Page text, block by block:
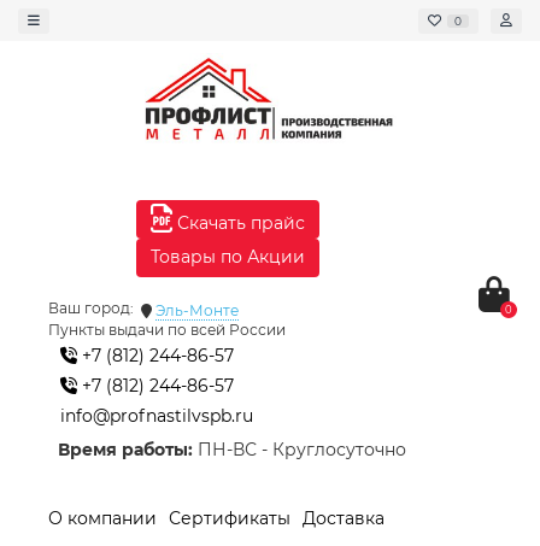
0
Скачать прайс
Товары по Акции
Ваш город:
Эль-Монте
Пункты выдачи по всей России
+7 (812) 244-86-57
+7 (812) 244-86-57
info@profnastilvspb.ru
Время работы: ПН-ВС - Круглосуточно
0
О компании Сертификаты
Доставка